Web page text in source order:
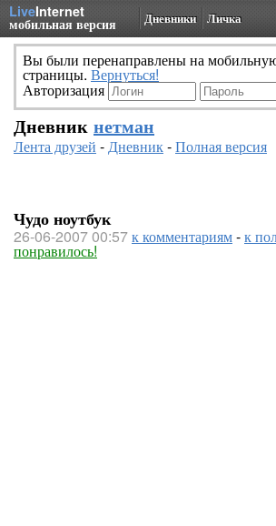
LiveInternet
мобильная версия Дневники Личка
Вы были перенаправлены на
страницы. Вернуться!
Авторизация
Дневник нетман
Лента друзей -Дневник-Полная версия
Чудо ноутбук
26-06-2007 00:57к комментариям-к
понравилось!